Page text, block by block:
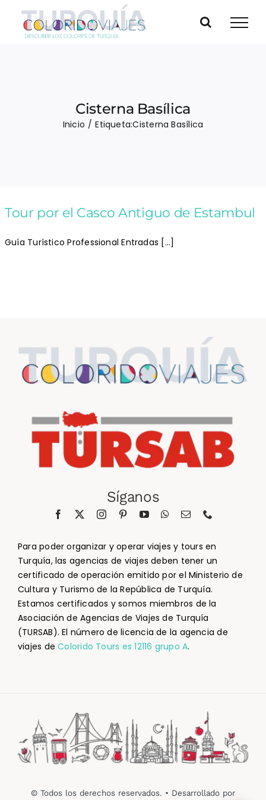
contenido
Cisterna Basílica
Inicio Etiqueta:Cisterna Basílica
Tour por el Casco Antiguo de Estambul
Guía Turístico Professional Entradas [...]
Síganos
Para poder organizar y operar viajes y tours en
Turquía, las agencias de viajes deben tener un
certificado de operación emitido por el Ministerio de
Cultura y Turismo de la República de Turquía.
Estamos certificados y somos miembros de la
Asociación de Agencias de Viajes de Turquía
(TURSAB). El número de licencia de la agencia de
viajes deColorido Tours es 12116 grupo A.
© Todos los derechos reservados. • Desarrollado por